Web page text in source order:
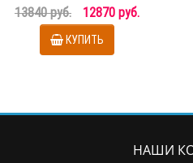
13840 руб. 12870 руб.
КУПИТЬ
НАШИ